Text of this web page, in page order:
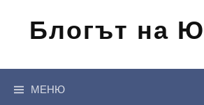
съдържанието
Блогът на
МЕНЮ